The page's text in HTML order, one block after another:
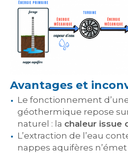
Avantages et
Le fonctionnement
géothermique repose
naturel : la chaleur issue
L’extraction de l’eau
nappes aquifères